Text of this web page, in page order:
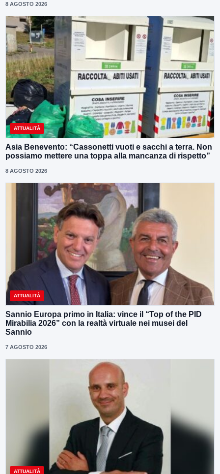
8 AGOSTO 2026
ATTUALITÀ
Asia Benevento: “Cassonetti vuoti e sacchi a terra. Non
possiamo mettere una toppa alla mancanza di rispetto”
8 AGOSTO 2026
ATTUALITÀ
Sannio Europa primo in Italia: vince il “Top of the PID
Mirabilia 2026” con la realtà virtuale nei musei del
Sannio
7 AGOSTO 2026
ATTUALITÀ